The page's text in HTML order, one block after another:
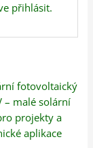
přihlásit.